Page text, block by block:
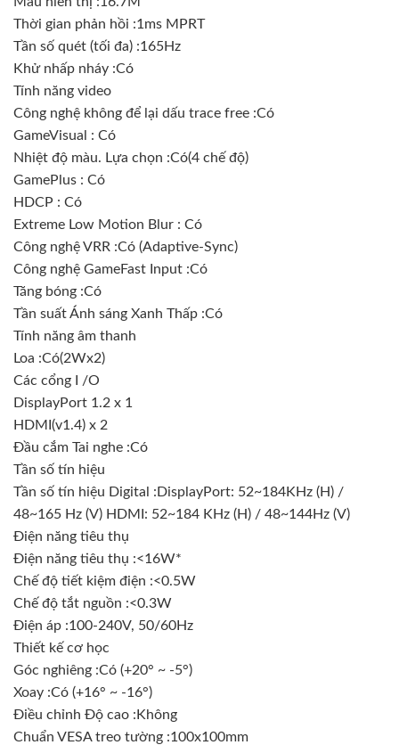
Thời gian phản hồi :1ms MPRT
Tần số quét (tối đa) :165Hz
Khử nhấp nháy :Có
Tính năng video
Công nghệ không để lại dấu trace free :Có
GameVisual : Có
Nhiệt độ màu. Lựa chọn :Có(4 chế độ)
GamePlus : Có
HDCP : Có
Extreme Low Motion Blur : Có
Công nghệ VRR :Có (Adaptive-Sync)
Công nghệ GameFast Input :Có
Tăng bóng :Có
Tần suất Ánh sáng Xanh Thấp :Có
Tính năng âm thanh
Loa :Có(2Wx2)
Các cổng I /O
DisplayPort 1.2 x 1
HDMI(v1.4) x 2
Đầu cắm Tai nghe :Có
Tần số tín hiệu
Tần số tín hiệu Digital :DisplayPort: 52~184KHz (H) /
48~165 Hz (V) HDMI: 52~184 KHz (H) / 48~144Hz (V)
Điện năng tiêu thụ
Điện năng tiêu thụ :<16W*
Chế độ tiết kiệm điện :<0.5W
Chế độ tắt nguồn :<0.3W
Điện áp :100-240V, 50/60Hz
Thiết kế cơ học
Góc nghiêng :Có (+20° ~ -5°)
Xoay :Có (+16° ~ -16°)
Điều chỉnh Độ cao :Không
Chuẩn VESA treo tường :100x100mm